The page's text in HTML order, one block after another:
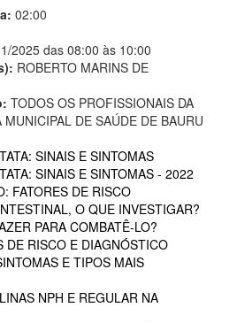
02:00
2025 das 08:00 às 10:00
ROBERTO MARINS DE
TODOS OS PROFISSIONAIS DA
MUNICIPAL DE SAÚDE DE BAURU
SINAIS E SINTOMAS
SINAIS E SINTOMAS - 2022
FATORES DE RISCO
O QUE INVESTIGAR?
PARA COMBATÊ-LO?
DE RISCO E DIAGNÓSTICO
E TIPOS MAIS
NPH E REGULAR NA